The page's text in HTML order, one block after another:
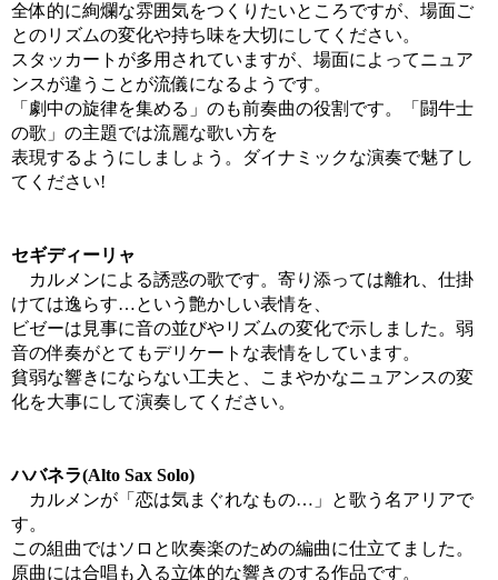
全体的に絢爛な雰囲気をつくりたいところですが、場面ご
とのリズムの変化や持ち味を大切にしてください。
スタッカートが多用されていますが、場面によってニュア
ンスが違うことが流儀になるようです。
「劇中の旋律を集める」のも前奏曲の役割です。「闘牛士
の歌」の主題では流麗な歌い方を
表現するようにしましょう。ダイナミックな演奏で魅了し
てください!
セギディーリャ
カルメンによる誘惑の歌です。寄り添っては離れ、仕掛
けては逸らす…という艶かしい表情を、
ビゼーは見事に音の並びやリズムの変化で示しました。弱
音の伴奏がとてもデリケートな表情をしています。
貧弱な響きにならない工夫と、こまやかなニュアンスの変
化を大事にして演奏してください。
ハバネラ(Alto Sax Solo)
カルメンが「恋は気まぐれなもの…」と歌う名アリアで
す。
この組曲ではソロと吹奏楽のための編曲に仕立てました。
原曲には合唱も入る立体的な響きのする作品です。